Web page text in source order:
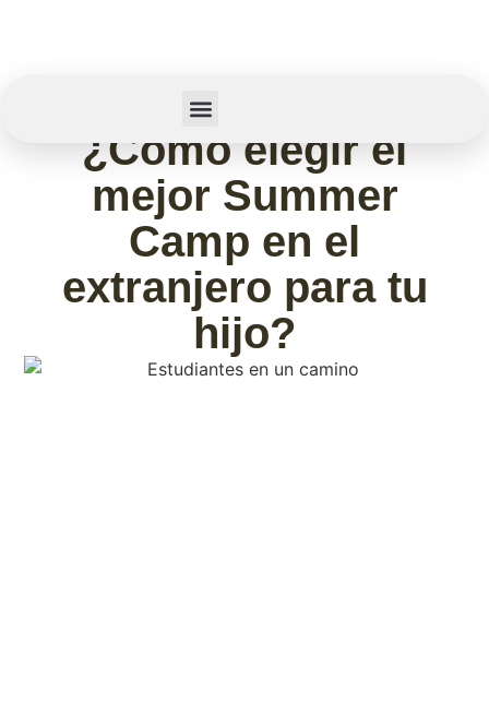
abril 27, 2026
¿Cómo elegir el
mejor Summer
Camp en el
extranjero para tu
hijo?